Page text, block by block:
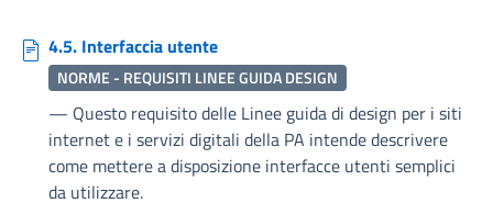
4.5. Interfaccia utente
NORME - REQUISITI LINEE GUIDA DESIGN
— Questo requisito delle Linee guida di design per i siti
internet e i servizi digitali della PA intende descrivere
come mettere a disposizione interfacce utenti semplici
da utilizzare.